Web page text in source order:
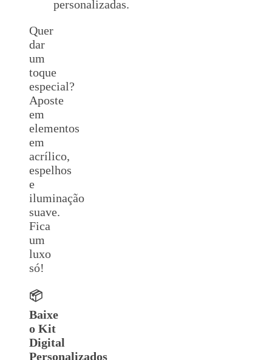
personalizadas.
Quer
dar
um
toque
especial?
Aposte
em
elementos
em
acrílico,
espelhos
e
iluminação
suave.
Fica
um
luxo
só!
📦
Baixe
o Kit
Digital
Personalizados